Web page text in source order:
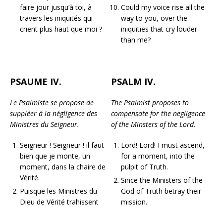
faire jour jusqu’à toi, à
travers les iniquités qui
crient plus haut que moi ?
Could my voice rise all the
way to you, over the
iniquities that cry louder
than me?
PSAUME IV.
Le Psalmiste se propose de
suppléer à la négligence des
Ministres du Seigneur.
Seigneur ! Seigneur ! il faut
bien que je monte, un
moment, dans la chaire de
Vérité.
Puisque les Ministres du
Dieu de Vérité trahissent
PSALM IV.
The Psalmist proposes to
compensate for the negligence
of the Minsters of the Lord.
Lord! Lord! I must ascend,
for a moment, into the
pulpit of Truth.
Since the Ministers of the
God of Truth betray their
mission.